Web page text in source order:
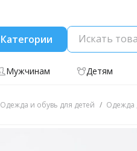
Категории
Мужчинам Детям
Одежда и обувь для детей Одежда